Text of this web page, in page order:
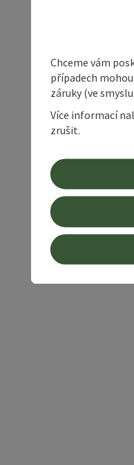
Chceme vám
případech
záruky (ve
Více informací
zrušit.